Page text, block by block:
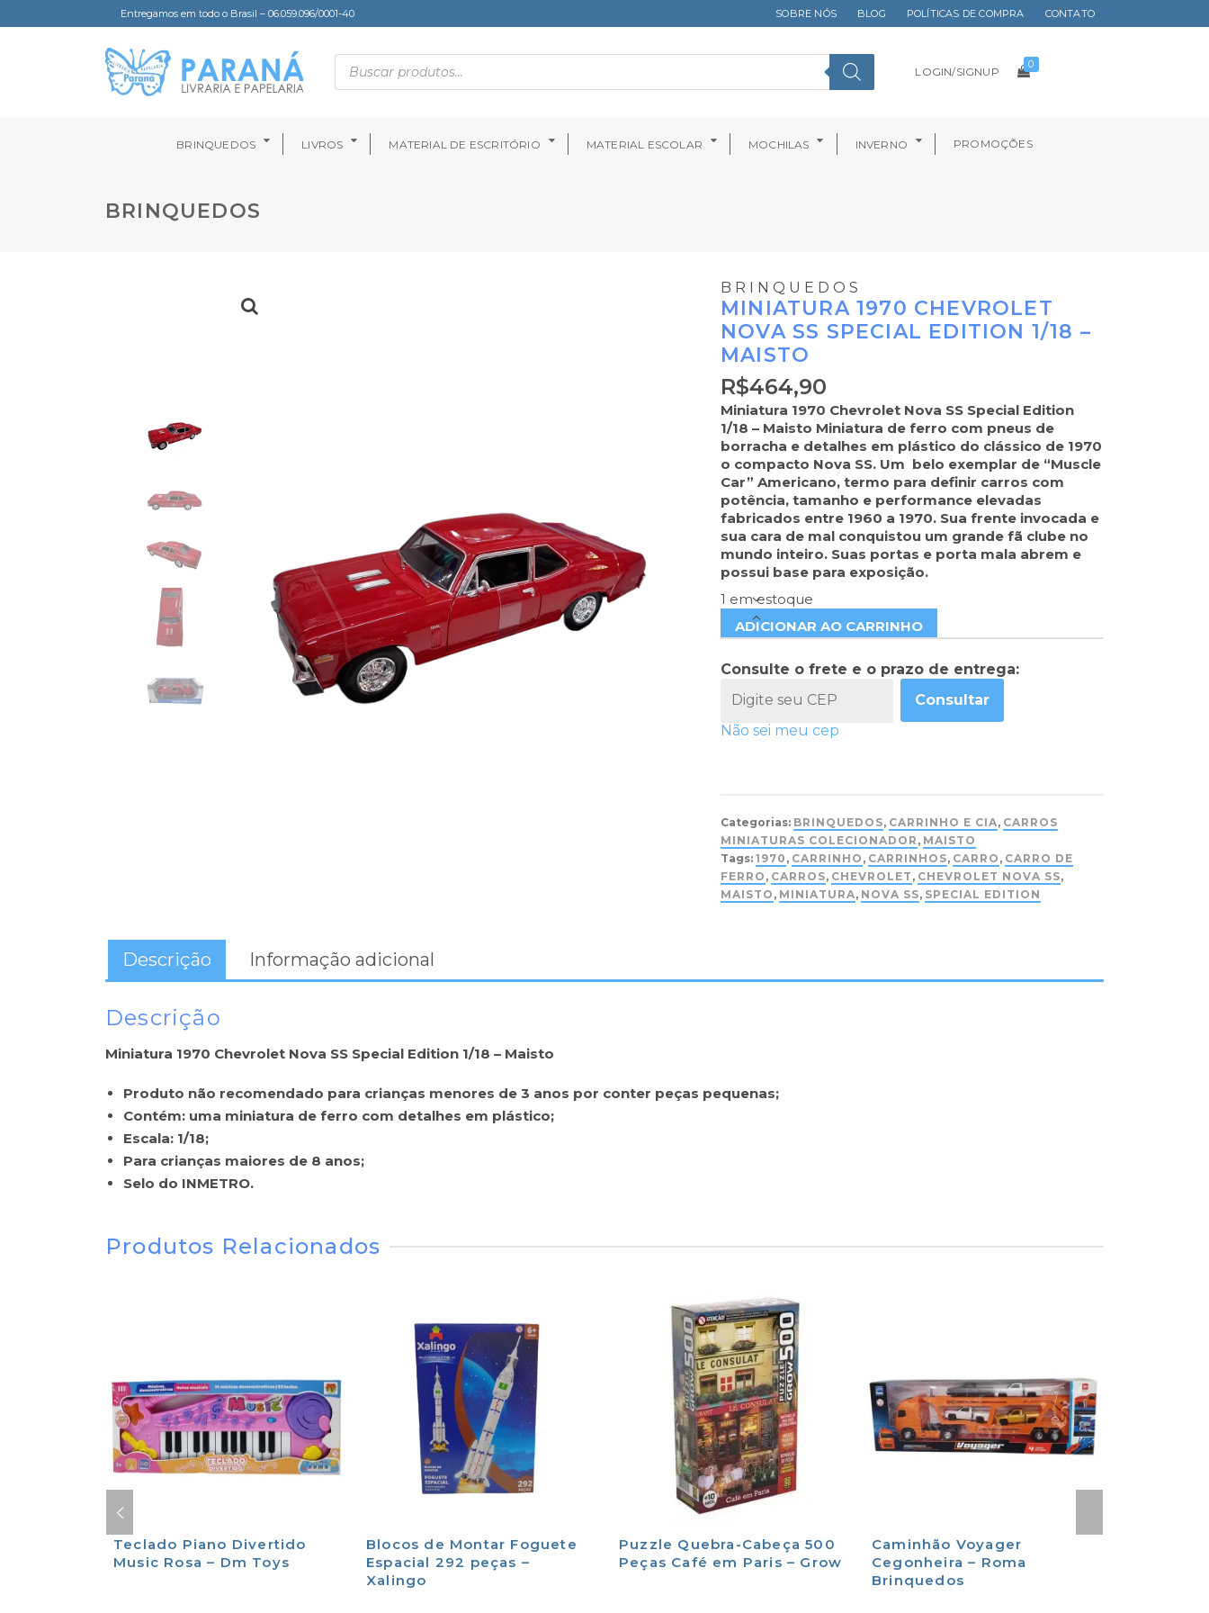
Entregamos em todo o Brasil – 06.059.096/0001-40 SOBRE NÓS BLOG POLÍTICAS DE COMPRA CONTATO
LOGIN/SIGNUP
0
BRINQUEDOS LIVROS MATERIAL DE ESCRITÓRIO MATERIAL ESCOLAR MOCHILAS INVERNO PROMOÇÕES
BRINQUEDOS
BRINQUEDOS
MINIATURA 1970 CHEVROLET
NOVA SS SPECIAL EDITION 1/18 –
MAISTO
R$464,90
Miniatura 1970 Chevrolet Nova SS Special Edition
1/18 – Maisto Miniatura de ferro com pneus de
borracha e detalhes em plástico do clássico de 1970
o compacto Nova SS. Um belo exemplar de “Muscle
Car” Americano, termo para definir carros com
potência, tamanho e performance elevadas
fabricados entre 1960 a 1970. Sua frente invocada e
sua cara de mal conquistou um grande fã clube no
mundo inteiro. Suas portas e porta mala abrem e
possui base para exposição.
1 em estoque
ADICIONAR AO CARRINHO
Consulte o frete e o prazo de entrega:
Consultar
Não sei meu cep
Categorias: BRINQUEDOS, CARRINHO E CIA, CARROS
MINIATURAS COLECIONADOR , MAISTO
Tags: 1970 , CARRINHO , CARRINHOS, CARRO , CARRO DE
FERRO , CARROS, CHEVROLET , CHEVROLET NOVA SS,
MAISTO , MINIATURA, NOVA SS, SPECIAL EDITION
Descrição Informação adicional
Descrição
Miniatura 1970 Chevrolet Nova SS Special Edition 1/18 – Maisto
Produto não recomendado para crianças menores de 3 anos por conter peças pequenas;
Contém: uma miniatura de ferro com detalhes em plástico;
Escala: 1/18;
Para crianças maiores de 8 anos;
Selo do INMETRO.
Produtos Relacionados
Teclado Piano Divertido
Music Rosa – Dm Toys
Blocos de Montar Foguete
Espacial 292 peças –
Xalingo
Puzzle Quebra-Cabeça 500
Peças Café em Paris – Grow
Caminhão Voyager
Cegonheira – Roma
Brinquedos